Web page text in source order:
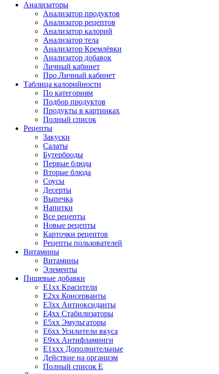
Анализаторы
Анализатор продуктов
Анализатор рецептов
Анализатор калорий
Анализатор тела
Анализатор Кремлёвки
Анализатор добавок
Личный кабинет
Про Личный кабинет
Таблица калорийности
По категориям
Подбор продуктов
Продукты в картинках
Полный список
Рецепты
Закуски
Салаты
Бутерброды
Первые блюда
Вторые блюда
Соусы
Десерты
Выпечка
Напитки
Все рецепты
Новые рецепты
Карточки рецептов
Рецепты пользователей
Витамины
Витамины
Элементы
Пищевые добавки
E1xx Красители
E2xx Консерванты
E3xx Антиоксиданты
E4xx Стабилизаторы
E5xx Эмульгаторы
E6xx Усилители вкуса
E9xx Антифламинги
E1xxx Дополнительные
Действие на организм
Полный список E